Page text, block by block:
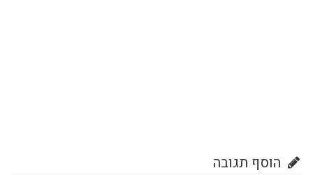
הוסף תגובה